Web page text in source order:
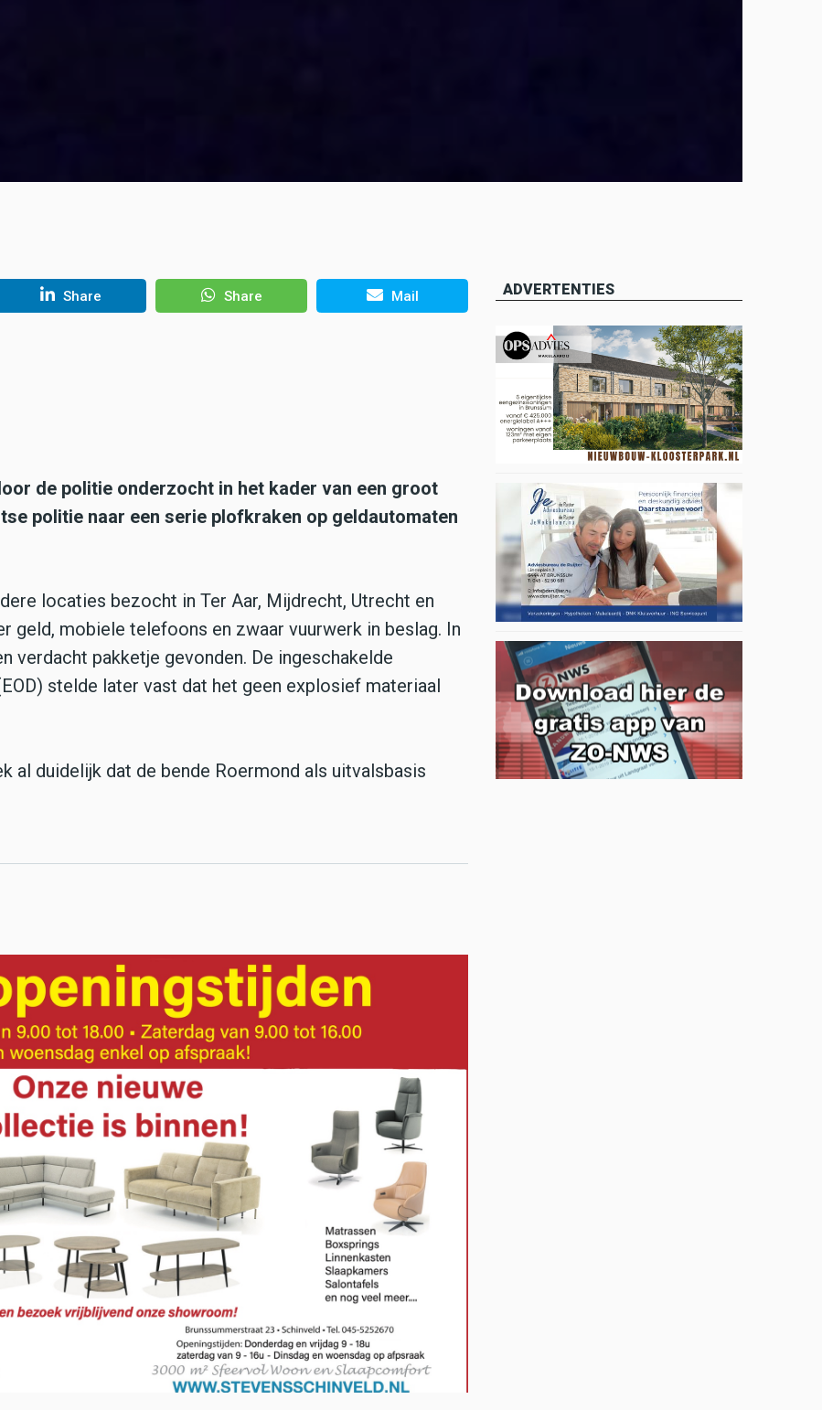
Share Share Mail
de politie onderzocht in het kader van een groot
politie naar een serie plofkraken op geldautomaten
locaties bezocht in Ter Aar, Mijdrecht, Utrecht en
geld, mobiele telefoons en zwaar vuurwerk in beslag. In
verdacht pakketje gevonden. De ingeschakelde
stelde later vast dat het geen explosief materiaal
al duidelijk dat de bende Roermond als uitvalsbasis
ADVERTENTIES